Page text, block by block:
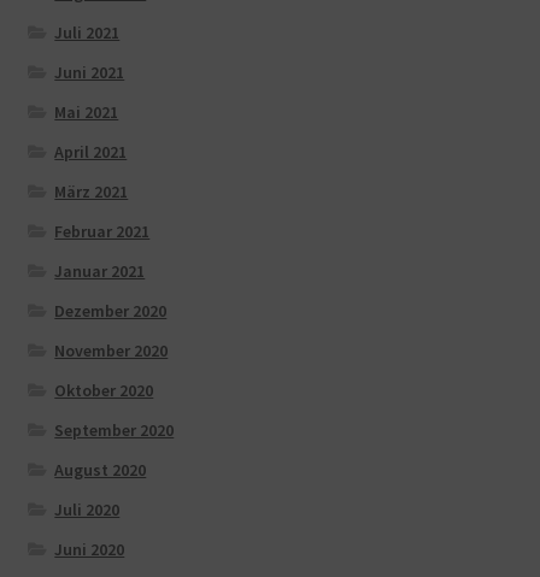
Juli 2021
Juni 2021
Mai 2021
April 2021
März 2021
Februar 2021
Januar 2021
Dezember 2020
November 2020
Oktober 2020
September 2020
August 2020
Juli 2020
Juni 2020